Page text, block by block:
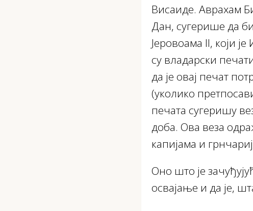
Висаиде. Аврахам
Дан, сугерише да би
Јеровоама II, који
су владарски
да је овај печат
(уколико
печата сугеришу
доба. Ова веза
капијама и
Оно што је
освајање и да је,